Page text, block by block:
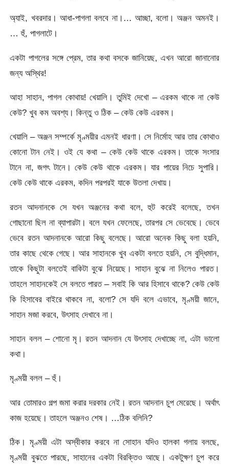
অ্যাই, খবরদার। আধা-পাগলা বলবে না।… আচ্ছা, বলো। অঞ্জন অমনই।
… হুঁ, পাগলাটে।
একটা পাগলের সঙ্গে প্রেম, তার কথা বসকে জানিয়েছ, এখন আরো জানানোর
জন্য অস্থির!
আহা সাহান, পাগল কোথায়! খেয়ালি। তুমিই দেখো – এরকম থাকে না কেউ
কেউ? খুব কম অবশ্য। কিন্তু ও ঠিক – কেউ কেউ এরকম।
খেয়ালি – অঞ্জন সম্পর্কে মৃণ্ময়ীর এমনই ধারণা। সে নির্মোহ আর তার কোথাও
কোনো টান নেই। ওই যে কথা – কেউ কেউ থাকে এরকম। তাকে সংসার
টানে না, জগৎ টানে। কেউ কেউ থাকে এরকম। যার পায়ের নিচে সুপারি।
কেউ কেউ থাকে এরকম, কদিন পরপরই যাকে উতলা দেখায়।
রতন আদনানকে সে যখন অঞ্জনের কথা বলে, হুট করেই বলেছে, তখন
গোছানো ছিল না ব্যাপারটা। বলে যখন ফেলেছে, তারপর সে ভেবেছে। ভেবে
ভেবে রতন আদনানকে আরো কিছু বলেছে। আরো অনেক কিছু বলা হয়নি,
তার কাছে থেকে গেছে। আর সাহানকে খুব একটা বলতে হয়নি, সে বুদ্ধিমান,
তাকে কিছুটা বলতেই বাকিটা বুঝে নিয়েছে। সাহান বুঝে না নিলেও পারত।
তাহলে সাহানকেই সে বলতে পারত – সবাই কি আর হিসাবে থাকে? কেউ কেউ
কি হিসাবের বাইরে থাকবে না, বলো? সে যদি বলে এভাবে, মৃণ্ময়ী জানে,
সাহান মজা করবে, উৎসাহ দেখাবে না।
সাহান বলল – শোনো মৃ। রতন আদনান যে উৎসাহ দেখাচ্ছে না, এটা ভালো
কথা।
মৃণ্ময়ী বলল – হুঁ।
আর তোমারও গল্প জমা করার দরকার নেই। রতন আদনান চুপ মেরেছে। অর্থাৎ
কাজ হয়েছে। তাহলে অঞ্জনও শেষ। …ঠিক বলিনি?
ঠিক। মৃণ্ময়ী এটা অস্বীকার করবে না সোহান যদিও হালকা গলায় বলছে,
মৃণ্ময়ী বুঝতে পারছে, সাহানের একটা বিরক্তিও আছে। একটুক্ষণ চুপ করে